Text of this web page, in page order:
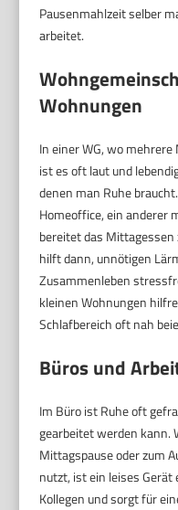
Pausenmahlzeit selber
arbeitet.
Wohnungen
In einer WG, wo
ist es oft laut und
denen man Ruhe
Homeoffice, ein anderer
bereitet das Mittagessen
hilft dann, unnötigen
Zusammenleben
kleinen Wohnungen
Schlafbereich oft nah
Büros und
Im Büro ist Ruhe oft
gearbeitet werden kann.
Mittagspause oder zum
nutzt, ist ein leises
Kollegen und sorgt für